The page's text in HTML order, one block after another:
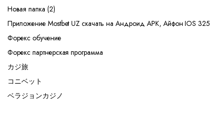
Новая папка (2)
Приложение Mostbet UZ скачать на Андроид APK, Айфон IOS 325
Форекс обучение
Форекс партнерская программа
カジ旅
コニベット
ベラジョンカジノ